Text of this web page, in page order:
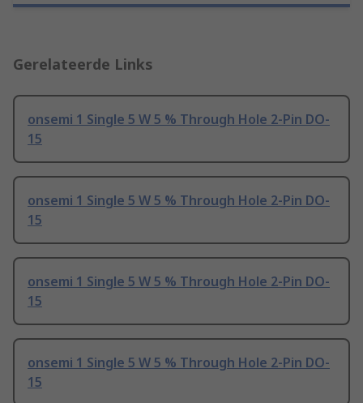
Gerelateerde Links
onsemi 1 Single 5 W 5 % Through Hole 2-Pin DO-
15
onsemi 1 Single 5 W 5 % Through Hole 2-Pin DO-
15
onsemi 1 Single 5 W 5 % Through Hole 2-Pin DO-
15
onsemi 1 Single 5 W 5 % Through Hole 2-Pin DO-
15